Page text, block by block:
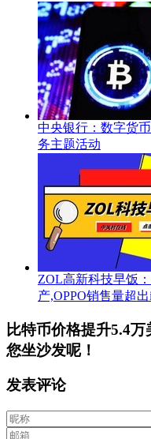
中央银行：数字货
务主题活动
ZOL高新科技早饭
产,OPPO销售量超出
比特币价格提升5.4
您坐沙发呢！
发表评论